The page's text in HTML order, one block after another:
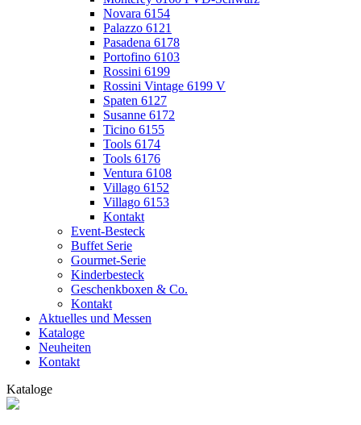
Novara 6154
Palazzo 6121
Pasadena 6178
Portofino 6103
Rossini 6199
Rossini Vintage 6199 V
Spaten 6127
Susanne 6172
Ticino 6155
Tools 6174
Tools 6176
Ventura 6108
Villago 6152
Villago 6153
Kontakt
Event-Besteck
Buffet Serie
Gourmet-Serie
Kinderbesteck
Geschenkboxen & Co.
Kontakt
Aktuelles und Messen
Kataloge
Neuheiten
Kontakt
Kataloge